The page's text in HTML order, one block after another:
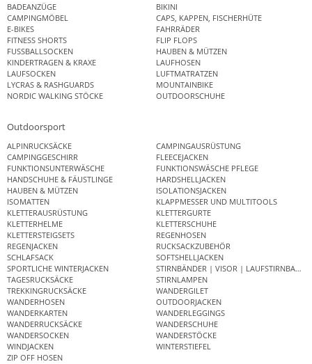
BADEANZÜGE
BIKINI
CAMPINGMÖBEL
CAPS, KAPPEN, FISCHERHÜTE
E-BIKES
FAHRRÄDER
FITNESS SHORTS
FLIP FLOPS
FUSSBALLSOCKEN
HAUBEN & MÜTZEN
KINDERTRAGEN & KRAXE
LAUFHOSEN
LAUFSOCKEN
LUFTMATRATZEN
LYCRAS & RASHGUARDS
MOUNTAINBIKE
NORDIC WALKING STÖCKE
OUTDOORSCHUHE
Outdoorsport
ALPINRUCKSÄCKE
CAMPINGAUSRÜSTUNG
CAMPINGGESCHIRR
FLEECEJACKEN
FUNKTIONSUNTERWÄSCHE
FUNKTIONSWÄSCHE PFLEGE
HANDSCHUHE & FÄUSTLINGE
HARDSHELLJACKEN
HAUBEN & MÜTZEN
ISOLATIONSJACKEN
ISOMATTEN
KLAPPMESSER UND MULTITOOLS
KLETTERAUSRÜSTUNG
KLETTERGURTE
KLETTERHELME
KLETTERSCHUHE
KLETTERSTEIGSETS
REGENHOSEN
REGENJACKEN
RUCKSACKZUBEHÖR
SCHLAFSACK
SOFTSHELLJACKEN
SPORTLICHE WINTERJACKEN
STIRNBÄNDER | VISOR | LAUFSTIRNBAND
TAGESRUCKSÄCKE
STIRNLAMPEN
TREKKINGRUCKSÄCKE
WANDERGILET
WANDERHOSEN
OUTDOORJACKEN
WANDERKARTEN
WANDERLEGGINGS
WANDERRUCKSÄCKE
WANDERSCHUHE
WANDERSOCKEN
WANDERSTÖCKE
WINDJACKEN
WINTERSTIEFEL
ZIP OFF HOSEN